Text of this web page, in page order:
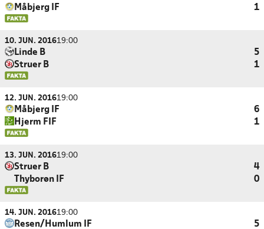
Måbjerg IF
1
10. JUN. 201619:00
Linde B
5
Struer B
1
12. JUN. 201619:00
Måbjerg IF
6
Hjerm FIF
1
13. JUN. 201619:00
Struer B
4
Thyborøn IF
0
14. JUN. 201619:00
Resen/Humlum IF
5